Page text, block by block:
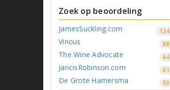
Zoek op beoordeling
JamesSuckling.com 124
Vinous 88
The Wine Advocate 64
JancisRobinson.com 61
De Grote Hamersma 50